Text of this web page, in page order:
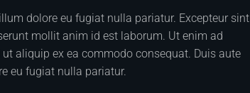
dolore eu fugiat nulla pariatur. Excepteur sint
mollit anim id est laborum. Ut enim ad
aliquip ex ea commodo consequat. Duis aute
eu fugiat nulla pariatur.